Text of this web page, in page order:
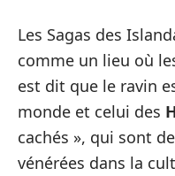
Les Sagas des
comme un lieu où
est dit que le ravin
monde et celui des
cachés », qui sont
vénérées dans la